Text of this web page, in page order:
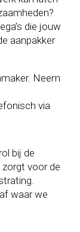
die jouw
aanpakker
Neem
via
bij de
voor de
waar we